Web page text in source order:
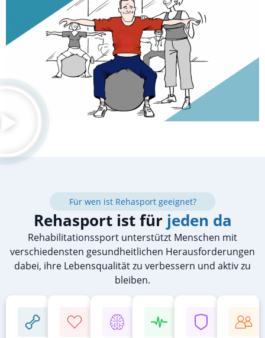
Für wen ist Rehasport geeignet?
Rehasport ist fürjeden da
Rehabilitationssport unterstützt Menschen mit
verschiedensten gesundheitlichen Herausforderungen
dabei, ihre Lebensqualität zu verbessern und aktiv zu
bleiben.